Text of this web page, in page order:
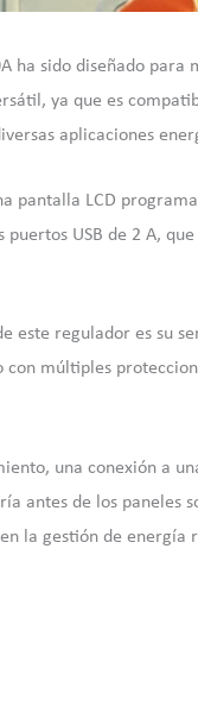
ha sido diseñado
ya que es
aplicaciones
pantalla LCD
puertos USB de 2 A,
este regulador es su
múltiples
una conexión a
antes de los paneles
la gestión de